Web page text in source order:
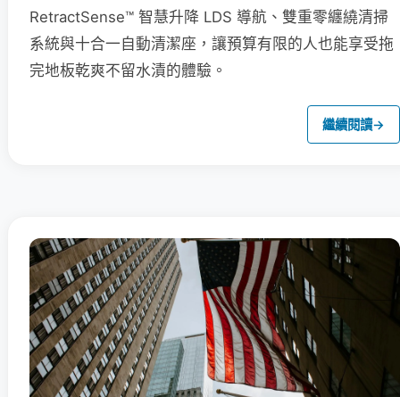
RetractSense™ 智慧升降 LDS 導航、雙重零纏繞清掃
系統與十合一自動清潔座，讓預算有限的人也能享受拖
完地板乾爽不留水漬的體驗。
繼續閱讀→